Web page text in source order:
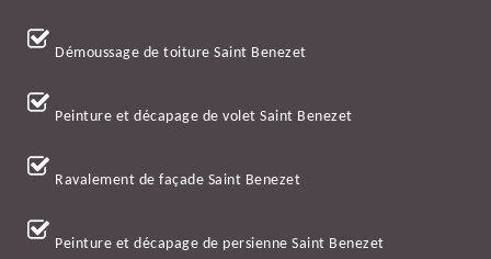
Démoussage de toiture Saint Benezet
Peinture et décapage de volet Saint Benezet
Ravalement de façade Saint Benezet
Peinture et décapage de persienne Saint Benezet